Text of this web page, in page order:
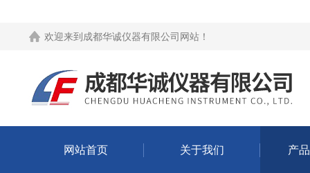
欢迎来到 成都华诚仪器有限公司网站 ！
网站首页 关于我们 产